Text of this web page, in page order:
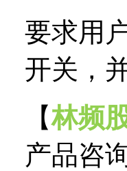
要求用
开关，
【林频
产品咨